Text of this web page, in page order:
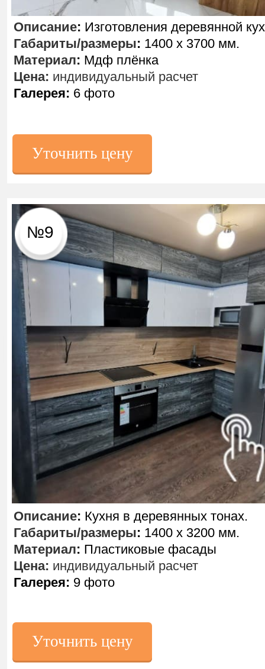
Уточнить цену
№9
Уточнить цену
Описание: Кухня в деревянных тонах.
Габариты/размеры: 1400 х 3200 мм.
Материал: Пластиковые фасады
Цена: индивидуальный расчет
Галерея: 9 фото
Описание: Изготовления деревянной
Габариты/размеры: 1400 х 3700 мм.
Материал: Мдф плёнка
Цена: индивидуальный расчет
Галерея: 6 фото